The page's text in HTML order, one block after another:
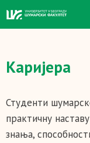
Каријера
Студенти
практичну
знања,